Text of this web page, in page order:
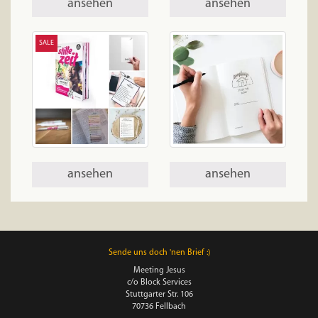
ansehen ansehen
SALE
ansehen ansehen
Sende uns doch 'nen Brief :)
Meeting Jesus
c/o Block Services
Stuttgarter Str. 106
70736 Fellbach